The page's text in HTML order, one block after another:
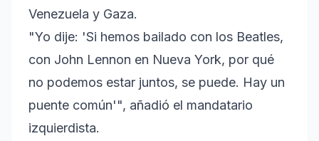
Venezuela y Gaza.
"Yo dije: 'Si hemos bailado con los Beatles,
con John Lennon en Nueva York, por qué
no podemos estar juntos, se puede. Hay un
puente común'", añadió el mandatario
izquierdista.